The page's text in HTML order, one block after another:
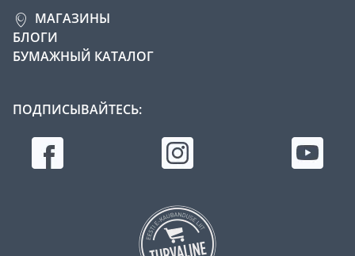
МАГАЗИНЫ
БЛОГИ
БУМАЖНЫЙ КАТАЛОГ
ПОДПИСЫВАЙТЕСЬ: